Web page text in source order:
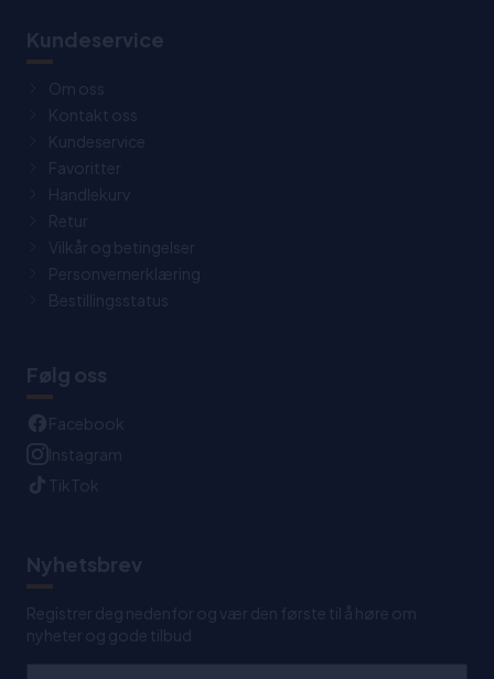
Kundeservice
Om oss
Kontakt oss
Kundeservice
Favoritter
Handlekurv
Retur
Vilkår og betingelser
Personvernerklæring
Bestillingsstatus
Følg oss
Facebook
Instagram
TikTok
Nyhetsbrev
Registrer deg nedenfor og vær den første til å høre om
nyheter og gode tilbud